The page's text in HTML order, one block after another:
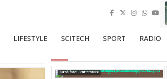
LIFESTYLE SCITECH SPORT RADIO
Sursă foto: Shutterstock